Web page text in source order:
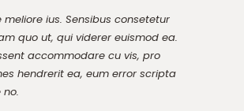
meliore ius. Sensibus consetetur
quo ut, qui viderer euismod ea.
accommodare cu vis, pro
hendrerit ea, eum error scripta